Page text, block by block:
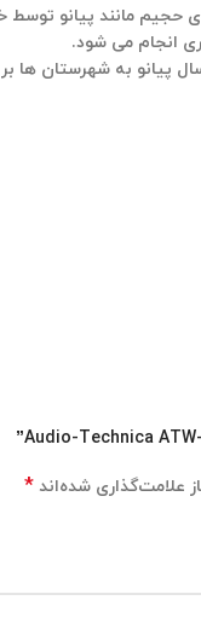
حجیم مانند پیانو توسط
انجام می شود.
پیانو به شهرستان
علامت‌گذاری شده‌اند *